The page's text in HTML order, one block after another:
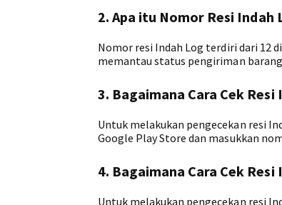
2. Apa itu Nomor Resi Indah
Nomor resi Indah Log terdiri dari 12
memantau status pengiriman
3. Bagaimana Cara Cek
Untuk melakukan pengecekan resi
Google Play Store dan masukkan
4. Bagaimana Cara Cek
Untuk melakukan pengecekan resi